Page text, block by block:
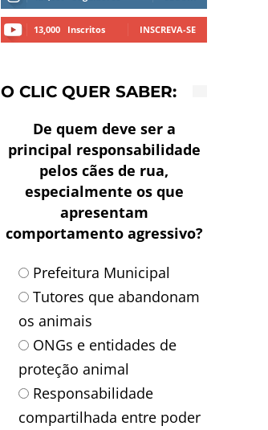
13,000 Inscritos INSCREVA-SE
O CLIC QUER SABER:
De quem deve ser a
principal responsabilidade
pelos cães de rua,
especialmente os que
apresentam
comportamento agressivo?
Prefeitura Municipal
Tutores que abandonam
os animais
ONGs e entidades de
proteção animal
Responsabilidade
compartilhada entre poder